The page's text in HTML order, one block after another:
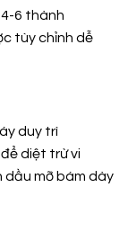
4-6 thành
tùy chỉnh dễ
duy trì
diệt trừ vi
dầu mỡ bám dày